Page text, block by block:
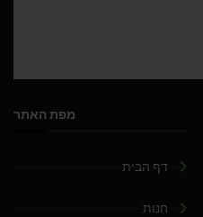
מפת האתר
דף הבית
חנות